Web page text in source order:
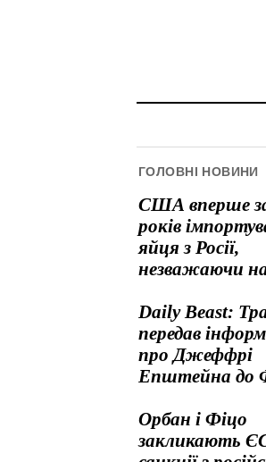
ГОЛОВНІ НОВИНИ
США вперше
років
яйця з Росії,
незважаючи на
Daily Beast:
передав
про Джеффрі
Епштейна до
Орбан і Фіцо
закликають